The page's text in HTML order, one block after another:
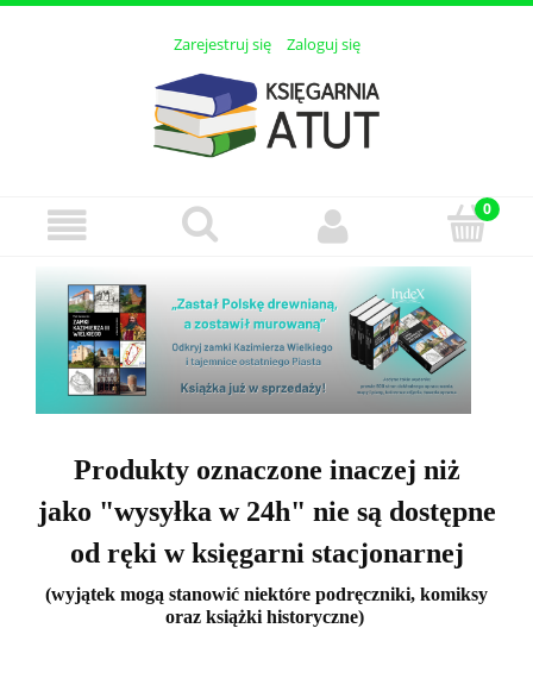
Zarejestruj się Zaloguj się
Produkty oznaczone inaczej niż
jako "wysyłka w 24h" nie są dostępne
od ręki w księgarni stacjonarnej
(wyjątek mogą stanowić niektóre podręczniki, komiksy
oraz książki historyczne)